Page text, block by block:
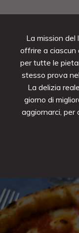
La mission del
offrire a ciascun
per tutte le
stesso prova
La delizia
giorno di
aggiornarci, per